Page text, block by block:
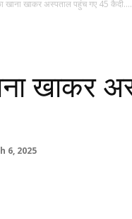
खाना खाकर अस्पताल पहुंच गए 45 कैदी….
खाकर
6, 2025